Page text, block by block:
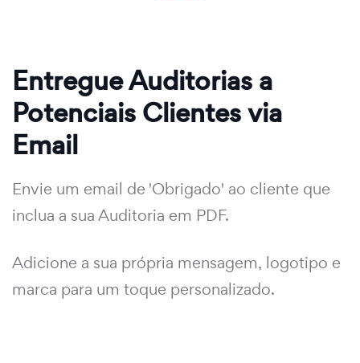
Entregue Auditorias a
Potenciais Clientes via
Email
Envie um email de 'Obrigado' ao cliente que
inclua a sua Auditoria em PDF.
Adicione a sua própria mensagem, logotipo e
marca para um toque personalizado.